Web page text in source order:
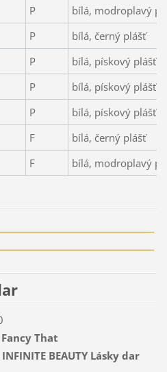
P
bílá, modroplavý
P
bílá, černý plášť
P
bílá, pískový plášť
P
bílá, pískový plášť
P
bílá, pískový plášť
F
bílá, černý plášť
F bílá, modroplavý
Fancy That
INFINITE BEAUTY Lásky dar